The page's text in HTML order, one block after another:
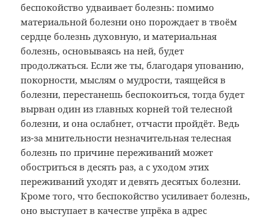
беспокойство удваивает болезнь: помимо
материальной болезни оно порождает в твоём
сердце болезнь духовную, и материальная
болезнь, основываясь на ней, будет
продолжаться. Если же ты, благодаря упованию,
покорности, мыслям о мудрости, таящейся в
болезни, перестанешь беспокоиться, тогда будет
вырван один из главных корней той телесной
болезни, и она ослабнет, отчасти пройдёт. Ведь
из-за мнительности незначительная телесная
болезнь по причине переживаний может
обостриться в десять раз, а с уходом этих
переживаний уходят и девять десятых болезни.
Кроме того, что беспокойство усиливает болезнь,
оно выступает в качестве упрёка в адрес